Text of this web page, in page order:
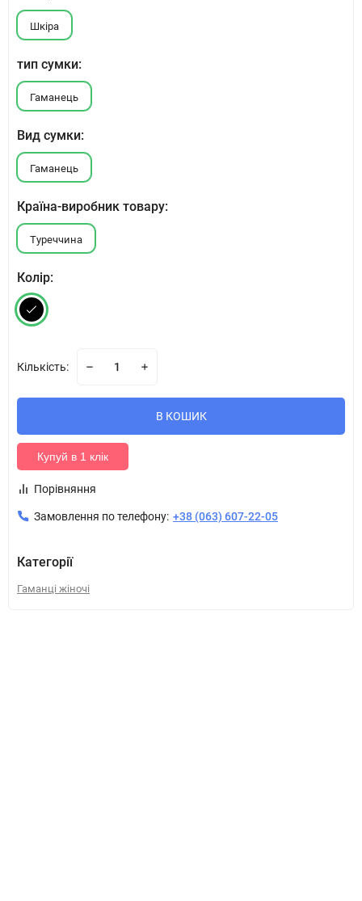
Шкіра
тип сумки:
Гаманець
Вид сумки:
Гаманець
Країна-виробник товару:
Туреччина
Колір:
Кількість:
В КОШИК
Купуй в 1 клік
Порівняння
Замовлення по телефону: +38 (063) 607-22-05
Категорії
Гаманці жіночі